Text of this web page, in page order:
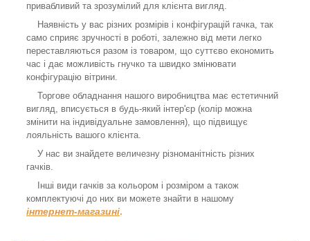
привабливий та зрозумілий для клієнта вигляд.
Наявність у вас різних розмірів і конфігурацій гачка, так
само сприяє зручності в роботі, залежно від мети легко
переставляються разом із товаром, що суттєво економить
час і дає можливість гнучко та швидко змінювати
конфігурацію вітрини.
Торгове обладнання нашого виробництва має естетичний
вигляд, вписується в будь-який інтер'єр (колір можна
змінити на індивідуальне замовлення), що підвищує
лояльність вашого клієнта.
У нас ви знайдете величезну різноманітність різних
гачків.
Інші види гачків за кольором і розміром а також
комплектуючі до них ви можете знайти в нашому
інтернет-магазині.